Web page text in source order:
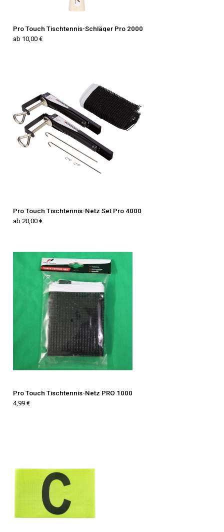
Pro Touch Tischtennis-Schläger Pro 2000
ab 10,00 €
Pro Touch Tischtennis-Netz Set Pro 4000
ab 20,00 €
Pro Touch Tischtennis-Netz PRO 1000
4,99 €